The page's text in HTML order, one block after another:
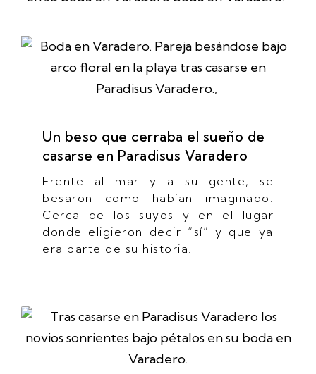
Un beso que cerraba el sueño de
casarse en Paradisus Varadero
Frente al mar y a su gente, se
besaron como habían imaginado.
Cerca de los suyos y en el lugar
donde eligieron decir “sí” y que ya
era parte de su historia.